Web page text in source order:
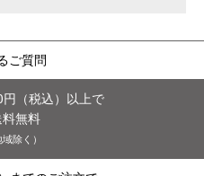
ご質問
（税込）以上で
無料
域除く）